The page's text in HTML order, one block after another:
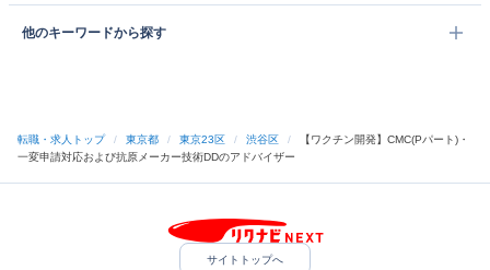
他のキーワードから探す
転職・求人トップ / 東京都 / 東京23区 / 渋谷区 /
【ワクチン開発】CMC(Pパート)・
一変申請対応および抗原メーカー技術DDのアドバイザー
サイトトップへ